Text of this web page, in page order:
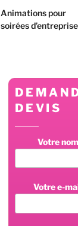
Animations pour
soirées d’entreprise
DEVIS
Votre
Votre e-